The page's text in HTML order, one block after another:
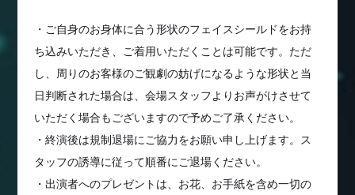
・ご自身のお身体に合う形状のフェイスシールドをお持
ち込みいただき、ご着用いただくことは可能です。ただ
し、周りのお客様のご観劇の妨げになるような形状と当
日判断された場合は、会場スタッフよりお声がけさせて
いただく場合もございますので予めご了承ください。
・終演後は規制退場にご協力をお願い申し上げます。ス
タッフの誘導に従って順番にご退場ください。
・出演者へのプレゼントは、お花、お手紙を含め一切の